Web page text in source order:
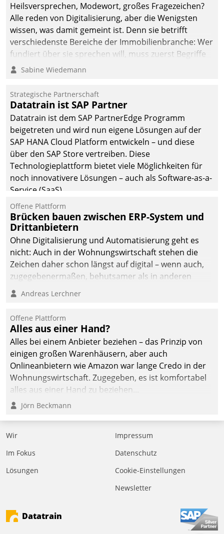
Heilsversprechen, Modewort, großes Fragezeichen?
Alle reden von Digitalisierung, aber die Wenigsten
wissen, was damit gemeint ist. Denn sie betrifft
verschiedenste Bereiche der Immobilienbranche: Wer
fundiert über sie sprechen will, muss zuerst Begriffe
klären. Ein Aspekt ist die betriebliche Optimierung:
Einsparungen durch optimierte und automatisierte
Prozesse. Doch man darf nicht zu viel erwarten: Allein
mit der Einführung einer neuen Software ist es nicht
getan. Die Digitalisierung erfordert von Unternehmen
die Bereitschaft, sich zu überprüfen, zu hinterfragen
und zu verändern.
Sabine Wiedemann
Strategische Partnerschaft
Datatrain ist SAP Partner
Datatrain ist dem SAP PartnerEdge Programm
beigetreten und wird nun eigene Lösungen auf der
SAP HANA Cloud Platform entwickeln – und diese
über den SAP Store vertreiben. Diese
Technologieplattform bietet viele Möglichkeiten für
noch innovativere Lösungen – auch als Software-as-a-
Service (SaaS).
Offene Plattform
Brücken bauen zwischen ERP-System und
Drittanbietern
Ohne Digitalisierung und Automatisierung geht es
nicht: Auch in der Wohnungswirtschaft stehen die
Zeichen daher schon längst auf digital – wenn auch,
zugegebenermaßen, behutsamer als in anderen
Branchen.
Andreas Lerchner
Offene Plattform
Alles aus einer Hand?
Alles bei einem Anbieter beziehen – das Prinzip von
einigen großen Warenhäusern, aber auch
Onlineanbietern wie Amazon war lange Credo in der
Wohnungswirtschaft. Zugegeben, es ist komfortabel
alles aus einer Hand zu beziehen...
Jörn Beckmann
Wir
Im Fokus
Lösungen
Impressum
Datenschutz
Cookie-Einstellungen
Newsletter
Datatrain